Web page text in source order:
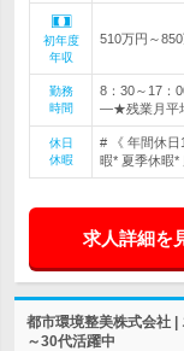
初年度
年収
510万円～
勤務
時間
8：30～17：
―★残業月平
休日
休暇
# 《 年間休日
暇* 夏季休暇*
求人詳細を
都市環境整美株式会社
～30代活躍中